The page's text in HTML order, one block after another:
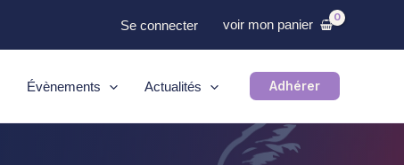
Se connecter voir mon panier
Évènements Actualités Adhérer